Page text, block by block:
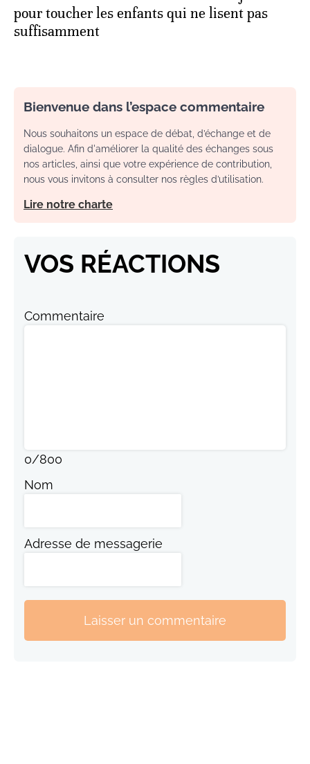
pour toucher les enfants qui ne lisent pas
suffisamment
Bienvenue dans l’espace commentaire
Nous souhaitons un espace de débat, d’échange et de
dialogue. Afin d'améliorer la qualité des échanges sous
nos articles, ainsi que votre expérience de contribution,
nous vous invitons à consulter nos règles d’utilisation.
Lire notre charte
VOS RÉACTIONS
Commentaire
0/800
Nom
Adresse de messagerie
Laisser un commentaire